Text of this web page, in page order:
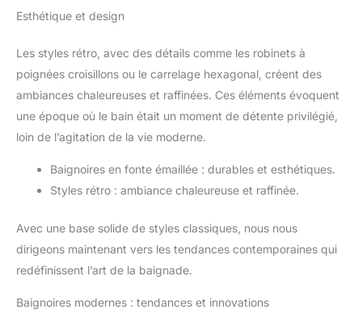
Esthétique et design
Les styles rétro, avec des détails comme les robinets à
poignées croisillons ou le carrelage hexagonal, créent des
ambiances chaleureuses et raffinées. Ces éléments évoquent
une époque où le bain était un moment de détente privilégié,
loin de l’agitation de la vie moderne.
Baignoires en fonte émaillée : durables et esthétiques.
Styles rétro : ambiance chaleureuse et raffinée.
Avec une base solide de styles classiques, nous nous
dirigeons maintenant vers les tendances contemporaines qui
redéfinissent l’art de la baignade.
Baignoires modernes : tendances et innovations